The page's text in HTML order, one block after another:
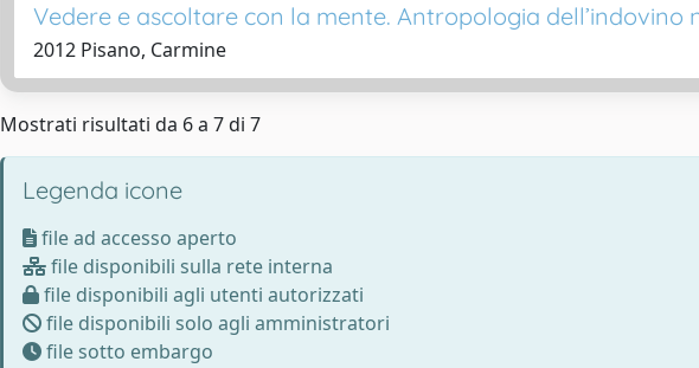
Vedere e ascoltare con la mente. Antropologia dell’indovino
2012 Pisano, Carmine
Mostrati risultati da 6 a 7 di 7
Legenda icone
file ad accesso aperto
file disponibili sulla rete interna
file disponibili agli utenti autorizzati
file disponibili solo agli amministratori
file sotto embargo